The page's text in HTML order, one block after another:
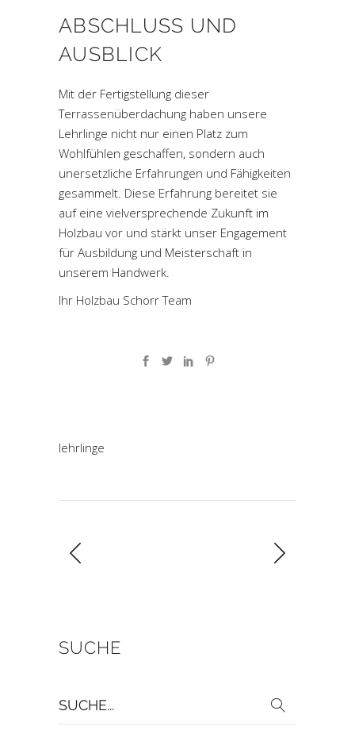
ABSCHLUSS UND
AUSBLICK
Mit der Fertigstellung dieser
Terrassenüberdachung haben unsere
Lehrlinge nicht nur einen Platz zum
Wohlfühlen geschaffen, sondern auch
unersetzliche Erfahrungen und Fähigkeiten
gesammelt. Diese Erfahrung bereitet sie
auf eine vielversprechende Zukunft im
Holzbau vor und stärkt unser Engagement
für Ausbildung und Meisterschaft in
unserem Handwerk.
Ihr Holzbau Schorr Team
lehrlinge
SUCHE
für: